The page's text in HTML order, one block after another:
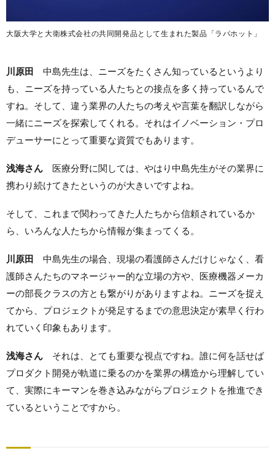
大阪大学と大衛株式会社の共同開発品として生まれた製品「ラパホット」
川原田 中島先生は、ニーズをたくさん知っているというより
も、ニーズを持っている人たちとの接点を多く持っているんで
すね。そして、違う業界の人たちの考えや言葉を翻訳しながら
一緒にニーズを探索してくれる。それはイノベーション・プロ
デューサーにとって重要な資質でもあります。
浅海さん 医療分野に関しては、やはり中島先生がその業界に
携わり続けてきたというのが大きいですよね。
そして、これまで関わってきた人たちから信頼されているか
ら、いろんな人たちから情報が集まってくる。
川原田
中島先生の場合、現場の看護師さんだけじゃなく、看
護師さんたちのマネージャー的な立場の方や、医療機器メーカ
ーの部長クラスの方とも繋がりがありますよね。ニーズを捉え
てから、プロジェクトが発足するまでの意思決定が素早く行わ
れていく印象もあります。
浅海さん それは、とても重要な視点ですね。誰に何を話せば
プロダクト開発が軌道に乗るのかを業界の構造から理解してい
て、実際にキーマンを巻き込みながらプロジェクトを推進でき
ているということですから。